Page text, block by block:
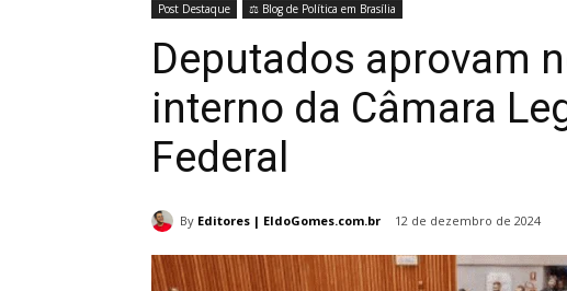
Post Destaque ⚖️ Blog de Política em Brasília
Deputados aprovam
interno da Câmara
Federal
By Editores | EldoGomes.com.br 12 de dezembro de 2024